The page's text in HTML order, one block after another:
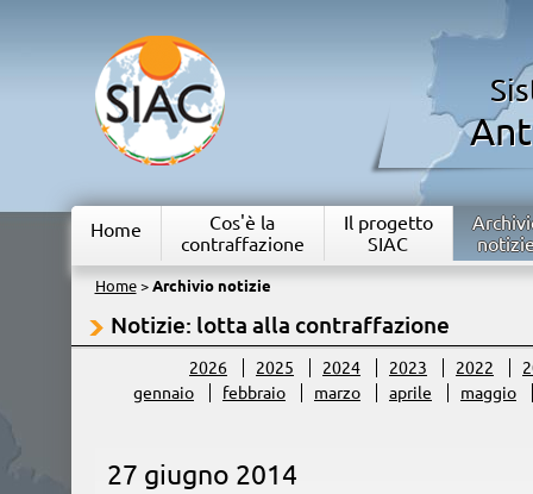
Home
Cos'è la
contraffazione
Il progetto
SIAC
Home> Archivio notizie
Notizie: lotta alla contraffazione
2026 2025 2024 2023 2022
gennaio
febbraio marzo aprile maggio
27 giugno 2014